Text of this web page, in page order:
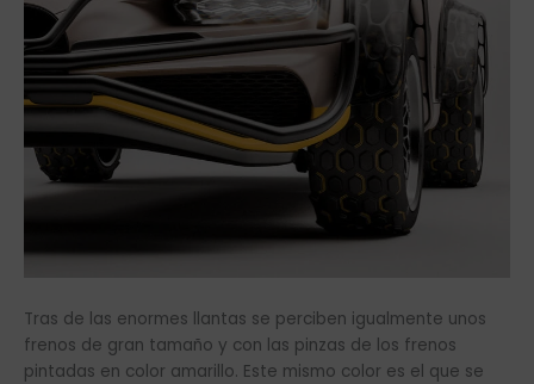
Tras de las enormes llantas se perciben igualmente unos
frenos de gran tamaño y con las pinzas de los frenos
pintadas en color amarillo. Este mismo color es el que se